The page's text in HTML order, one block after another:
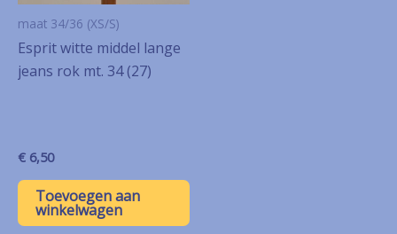
maat 34/36 (XS/S)
Esprit witte middel lange
jeans rok mt. 34 (27)
€ 6,50
Toevoegen aan
winkelwagen